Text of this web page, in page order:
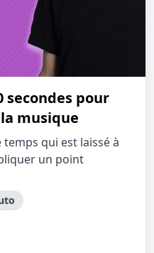
secondes pour
musique
temps qui est laissé à
un point